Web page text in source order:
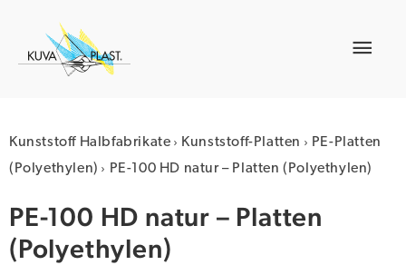
springen
Kunststoff Halbfabrikate › Kunststoff-Platten › PE-Platten
(Polyethylen) › PE-100 HD natur – Platten (Polyethylen)
PE-100 HD natur – Platten
(Polyethylen)